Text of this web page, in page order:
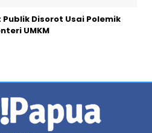
Disorot Usai Polemik
UMKM